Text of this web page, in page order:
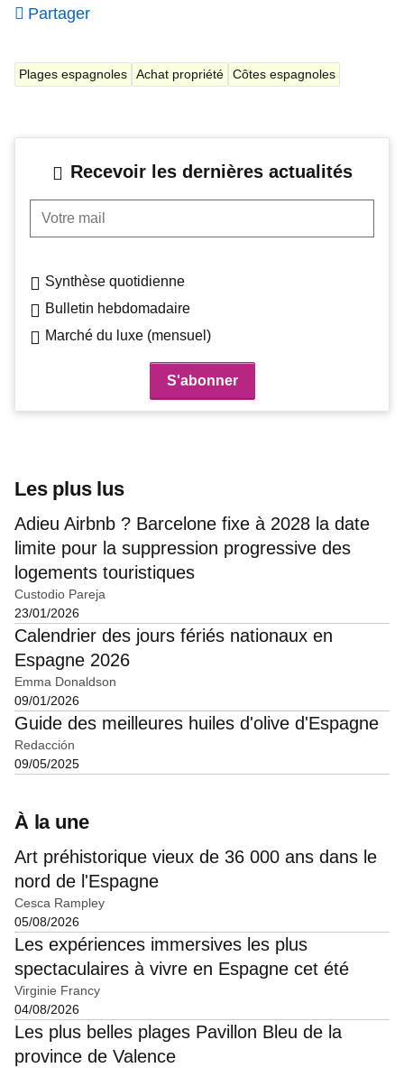
Partager
Plages espagnoles Achat propriété Côtes espagnoles
Recevoir les dernières actualités
Votre mail
Synthèse quotidienne
Bulletin hebdomadaire
Marché du luxe (mensuel)
Les plus lus
Adieu Airbnb ? Barcelone fixe à 2028 la date
limite pour la suppression progressive des
logements touristiques
Custodio Pareja
23/01/2026
Calendrier des jours fériés nationaux en
Espagne 2026
Emma Donaldson
09/01/2026
Guide des meilleures huiles d'olive d'Espagne
Redacción
09/05/2025
À la une
Art préhistorique vieux de 36 000 ans dans le
nord de l'Espagne
Cesca Rampley
05/08/2026
Les expériences immersives les plus
spectaculaires à vivre en Espagne cet été
Virginie Francy
04/08/2026
Les plus belles plages Pavillon Bleu de la
province de Valence